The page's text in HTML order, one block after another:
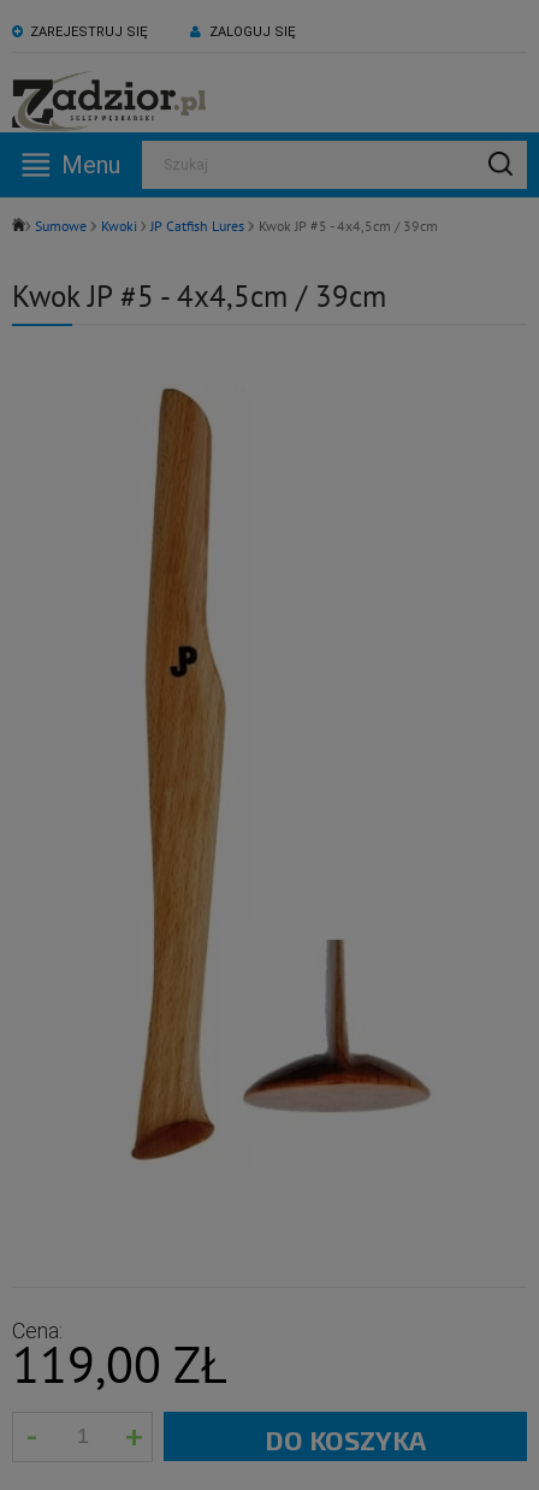
ZAREJESTRUJ SIĘ ZALOGUJ SIĘ
KONTAKT:
530 582 918
Pn -Pt: 09:00 - 17:00
ZAPRASZAMY NA NASZ
Menu Szukaj
Sumowe Kwoki JP Catfish Lures Kwok JP #5 - 4x4,5cm / 39cm
Kwok JP #5 - 4x4,5cm / 39cm
Cena:
119,00 ZŁ
- + DO KOSZYKA